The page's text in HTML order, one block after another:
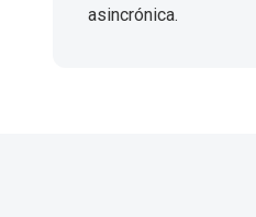
asincrónica.